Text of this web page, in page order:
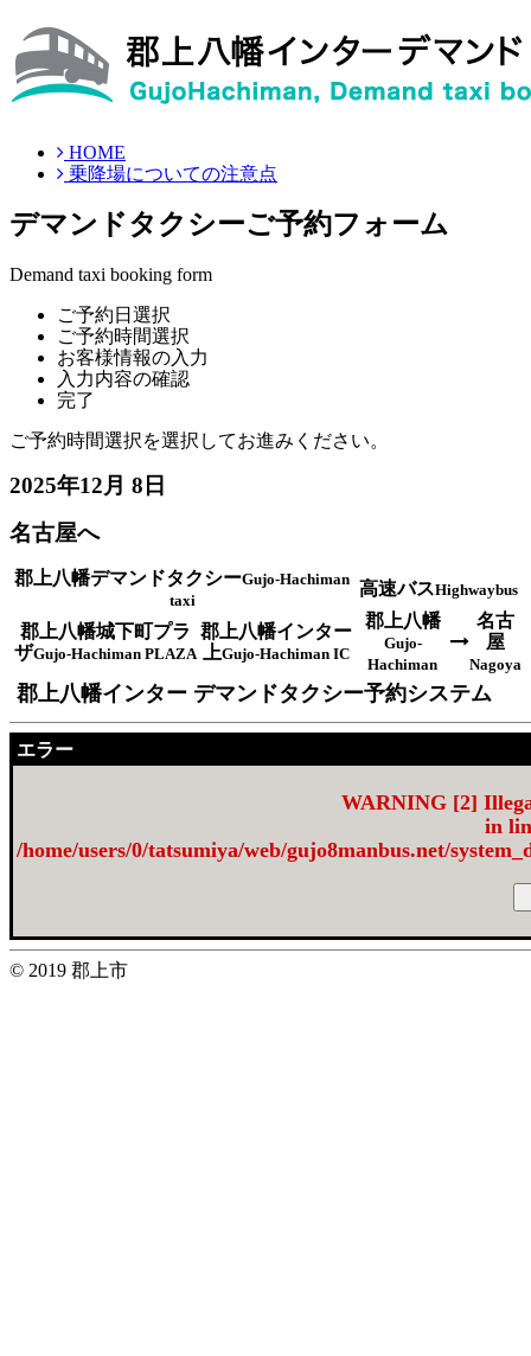
HOME
乗降場についての注意点
デマンドタクシーご予約フォーム
Demand taxi booking form
ご予約日選択
ご予約時間選択
お客様情報の入力
入力内容の確認
完了
ご予約時間選択を選択してお進みください。
2025年12月 8日
名古屋へ
郡上八幡デマンドタクシーGujo-Hachiman
taxi
高速バスHighwaybus
郡上八幡城下町プラ
ザGujo-Hachiman PLAZA
郡上八幡インター
上Gujo-Hachiman IC
郡上八幡
Gujo-
Hachiman
名古
屋
Nagoya
郡上八幡インター デマンドタクシー予約システム
エラー
WARNING[2]
in
/home/users/0/tatsumiya/web/gujo8manbus.net/
© 2019 郡上市